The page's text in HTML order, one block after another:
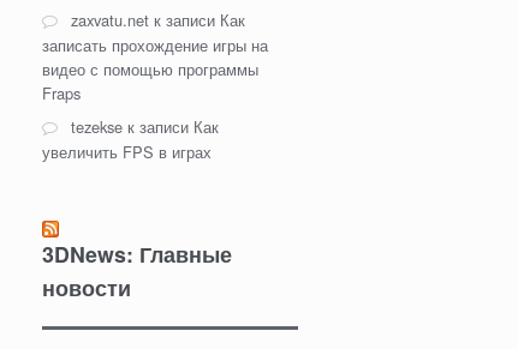
zaxvatu.net к записи Как
записать прохождение игры на
видео с помощью программы
Fraps
tezekse к записи Как
увеличить FPS в играх
3DNews: Главные
новости